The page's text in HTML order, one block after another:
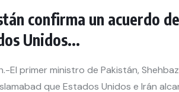
confirma un acuerdo
Unidos...
El primer ministro de Pakistán,
que Estados Unidos e Irán